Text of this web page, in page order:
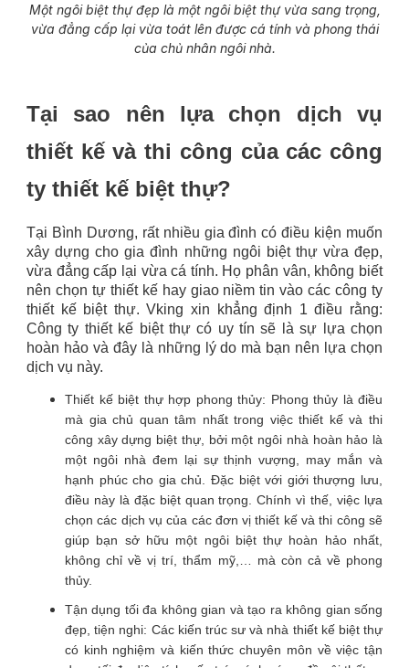
Một ngôi biệt thự đẹp là một ngôi biệt thự vừa sang trọng,
vừa đẳng cấp lại vừa toát lên được cá tính và phong thái
của chủ nhân ngôi nhà.
Tại sao nên lựa chọn dịch vụ
thiết kế và thi công của các công
ty thiết kế biệt thự?
Tại Bình Dương, rất nhiều gia đình có điều kiện muốn
xây dựng cho gia đình những ngôi biệt thự vừa đẹp,
vừa đẳng cấp lại vừa cá tính. Họ phân vân, không biết
nên chọn tự thiết kế hay giao niềm tin vào các công ty
thiết kế biệt thự. Vking xin khẳng định 1 điều rằng:
Công ty thiết kế biệt thự có uy tín sẽ là sự lựa chọn
hoàn hảo và đây là những lý do mà bạn nên lựa chọn
dịch vụ này.
Thiết kế biệt thự hợp phong thủy: Phong thủy là điều
mà gia chủ quan tâm nhất trong việc thiết kế và thi
công xây dựng biệt thự, bởi một ngôi nhà hoàn hảo là
một ngôi nhà đem lại sự thịnh vượng, may mắn và
hạnh phúc cho gia chủ. Đặc biệt với giới thượng lưu,
điều này là đặc biệt quan trọng. Chính vì thế, việc lựa
chọn các dịch vụ của các đơn vị thiết kế và thi công sẽ
giúp bạn sở hữu một ngôi biệt thự hoàn hảo nhất,
không chỉ về vị trí, thẩm mỹ,… mà còn cả về phong
thủy.
Tận dụng tối đa không gian và tạo ra không gian sống
đẹp, tiện nghi: Các kiến trúc sư và nhà thiết kế biệt thự
có kinh nghiệm và kiến thức chuyên môn về việc tận